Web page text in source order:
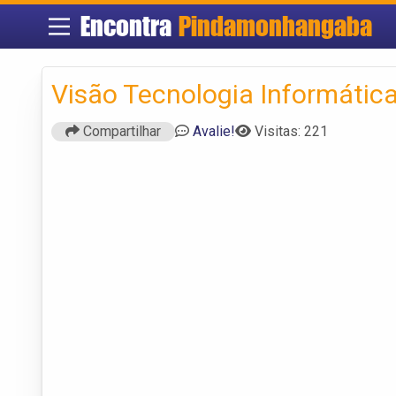
Encontra Pindamonhangaba
Visão Tecnologia
Compartilhar Avalie! Visitas: 221